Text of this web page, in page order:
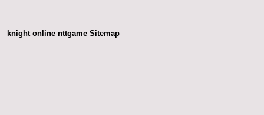
knight online nttgame Sitemap